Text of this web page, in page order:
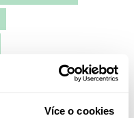
Více o cookies